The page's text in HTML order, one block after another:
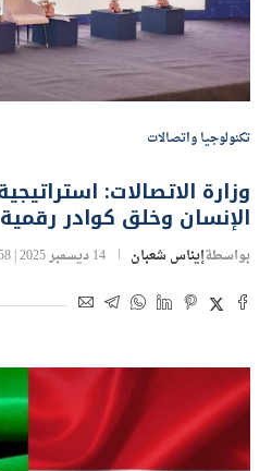
تكنولوجيا واتصالات
الإنسان وخلق كوادر
بواسطةإيناس شعبان 14 ديسمبر 2025 | 2:58 م